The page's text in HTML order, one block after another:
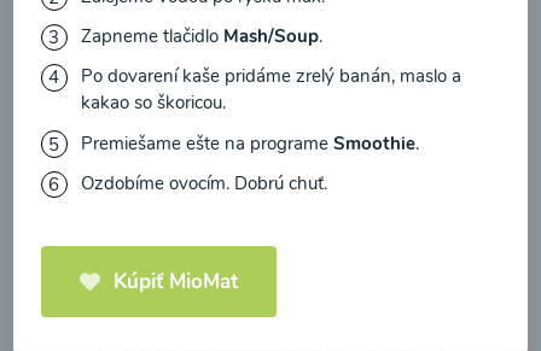
Kaše
Zapneme tlačidlo Mash/Soup.
Po dovarení kaše pridáme zrelý banán, maslo a
kakao so škoricou.
Premiešame ešte na programeSmoothie.
Ozdobíme ovocím. Dobrú chuť.
Kúpiť MioMat